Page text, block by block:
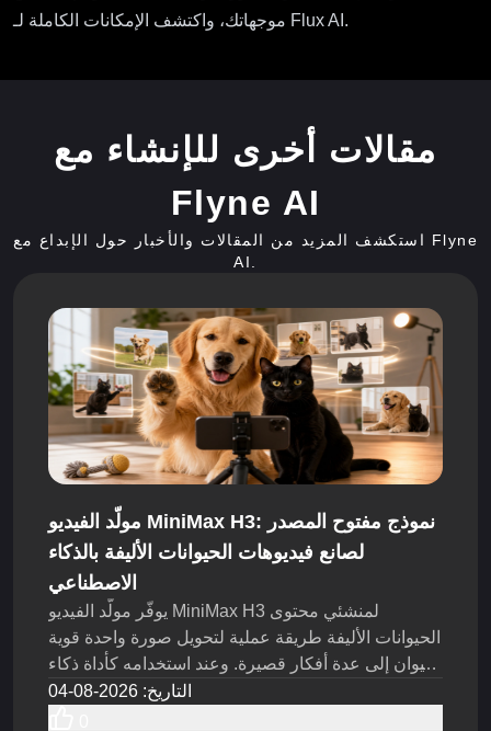
موجهاتك، واكتشف الإمكانات الكاملة لـ Flux AI.
مقالات أخرى للإنشاء مع
Flyne AI
استكشف المزيد من المقالات والأخبار حول الإبداع مع Flyne
AI.
مولّد الفيديو MiniMax H3: نموذج مفتوح المصدر
لصانع فيديوهات الحيوانات الأليفة بالذكاء
الاصطناعي
يوفّر مولّد الفيديو MiniMax H3 لمنشئي محتوى
الحيوانات الأليفة طريقة عملية لتحويل صورة واحدة قوية
لحيوان إلى عدة أفكار قصيرة. وعند استخدامه كأداة ذكاء
اصطناعي لصناعة فيديوهات الحيوانات الأليفة، يمكنه
التاريخ:
2026-08-04